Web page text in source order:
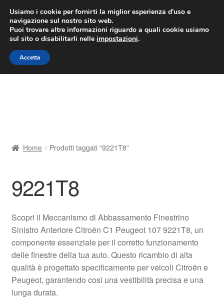
CONSEGNA da 7 EUR
Lun-Ven 9:00 - 16:00/800 580 290
Vai
alla
navigazione
Vai
al
contenuto
Contatto
Il mio account
Pagamenti
Politica sulla riservatezza
Procedura di Reclamo
Home Prodotti taggati “9221T8”
9221T8
Scopri il Meccanismo di Abbassamento Finestrino
Sinistro Anteriore Citroën C1 Peugeot 107 9221T8, un
componente essenziale per il corretto funzionamento
delle finestre della tua auto. Questo ricambio di alta
qualità è progettato specificamente per veicoli Citroën e
Peugeot, garantendo così una vestibilità precisa e una
lunga durata.
Usiamo i cookie per fornirti la miglior esperienza d'uso e
navigazione sul nostro sito web.
Puoi trovare altre informazioni riguardo a quali cookie usiamo
sul sito o disabilitarli nelle impostazioni.
Accetta